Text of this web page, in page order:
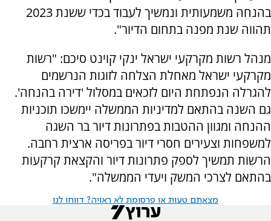
בהנחה משמעותית ונמשיך לעבוד בכדי ששנת 2023
תהווה שנת מפנה בתחום הדיור".
מנהל רשות מקרקעי ישראל ינקי קוינט סיכם: "רשות
מקרקעי ישראל מאחלת הצלחה לזוגות הנרשמים
להגרלה הנפתחת היום לזכאים במסלול 'דירה בהנחה'.
גם השנה בהתאם למדיניות הממשלה יימשכו תוכניות
ההנחה ומגוון ההטבות בפתרונות דיור בר השגה
למשפחות וצעירים חסרי דיור בפריסה ארצית רחבה.
הרשות תמשיך לספק פתרונות דיור והקצאת קרקעות
בהתאם לצרכי המשק ויעדי הממשלה".
מצאתם טעות או פרסומת לא ראויה? דווחו לנו